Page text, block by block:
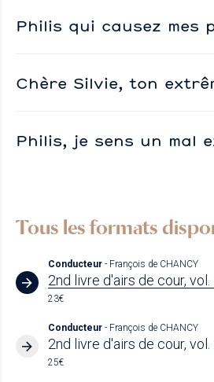
Philis qui causez mes
Chère Silvie, ton
Philis, je sens un mal
Tous les formats
Conducteur - François de CHANCY
2nd livre d'airs de cour, vol.
23€
Conducteur - François de CHANCY
2nd livre d'airs de cour, vol.
25€